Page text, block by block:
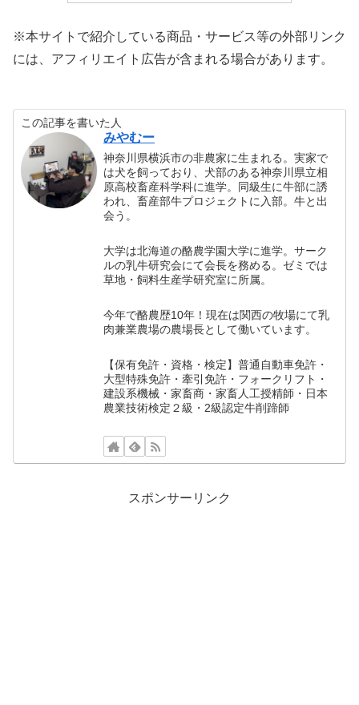
※本サイトで紹介している商品・サービス等の外部リンク
には、アフィリエイト広告が含まれる場合があります。
この記事を書いた人
みやむー
神奈川県横浜市の非農家に生まれる。実家で
は犬を飼っており、犬部のある神奈川県立相
原高校畜産科学科に進学。同級生に牛部に誘
われ、畜産部牛プロジェクトに入部。牛と出
会う。
大学は北海道の酪農学園大学に進学。サーク
ルの乳牛研究会にて会長を務める。ゼミでは
草地・飼料生産学研究室に所属。
今年で酪農歴10年！現在は関西の牧場にて乳
肉兼業農場の農場長として働いています。
【保有免許・資格・検定】普通自動車免許・
大型特殊免許・牽引免許・フォークリフト・
建設系機械・家畜商・家畜人工授精師・日本
農業技術検定２級・2級認定牛削蹄師
スポンサーリンク